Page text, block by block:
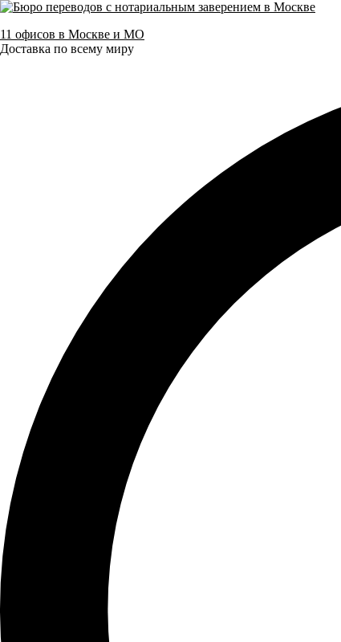
11 офисов в Москве и МО
Доставка по всему миру